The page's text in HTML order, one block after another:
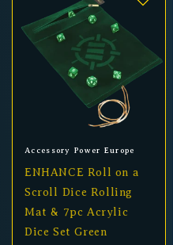
Anbieter:
Accessory Power Europe
ENHANCE Roll on a
Scroll Dice Rolling
Mat & 7pc Acrylic
Dice Set Green